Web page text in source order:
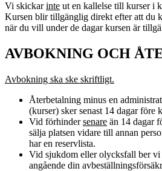
Vi skickarinte ut en kallelse till kurser i
Kursen blir tillgänglig direkt efter att du
när du vill under de dagar kursen är
AVBOKNING OCH
Avbokning ska ske skriftligt.
Återbetalning minus en
(kurser) sker senast 14 dagar före
Vid förhindersenare än 14 dagar
sälja platsen vidare till annan
har en reservlista.
Vid sjukdom eller olycksfall ber
angående din